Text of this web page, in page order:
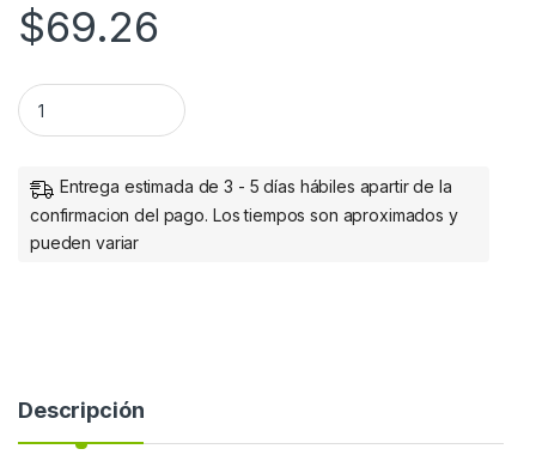
$69.26
ADAPTADOR CONVETIDOR USB-C A US B-A VELOCIDAD 3.2
Entrega estimada de 3 - 5 días hábiles apartir de la
confirmacion del pago. Los tiempos son aproximados y
pueden variar
Descripción